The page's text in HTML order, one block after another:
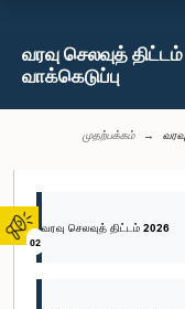
02
வரவு செலவுத்
வாக்கெடுப்பு
முதற்பக்கம்
வரவு செலவுத் திட்டம் 2026